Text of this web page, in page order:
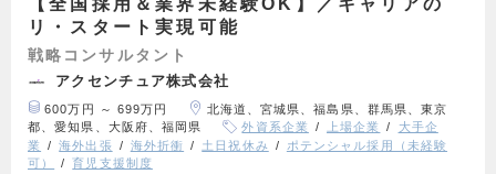
【全国採用＆業界未経験OK】／キャリアの
リ・スタート実現可能
戦略コンサルタント
アクセンチュア株式会社
600万円 ～ 699万円
北海道、宮城県、福島県、群馬県、東京
都、愛知県、大阪府、福岡県
外資系企業 上場企業
大手企
業
海外出張 海外折衝 土日祝休み
ポテンシャル採用（未経験
可）
育児支援制度